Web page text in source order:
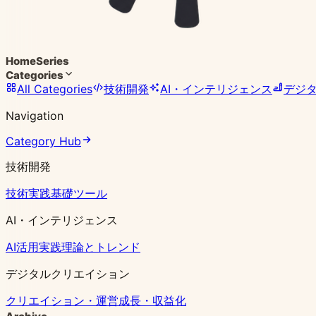
HomeSeries
Categories
All Categories 技術開発 AI・インテリジェンス
デジ
Navigation
Category Hub
技術開発
技術実践基礎ツール
AI・インテリジェンス
AI活用実践理論とトレンド
デジタルクリエイション
クリエイション・運営成長・収益化